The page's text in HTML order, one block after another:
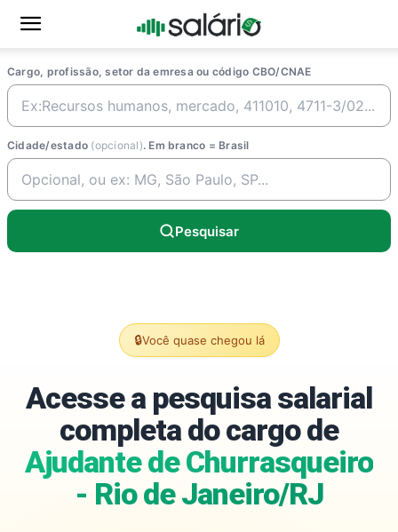
Cargo, profissão, setor da emresa ou código CBO/CNAE
Cidade/estado (opcional). Em branco = Brasil
Pesquisar
🔒Você quase chegou lá
Acesse a pesquisa salarial
completa do cargo de
Ajudante de Churrasqueiro
- Rio de Janeiro/RJ